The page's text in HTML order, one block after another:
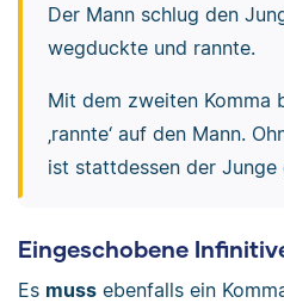
Der Mann schlug den
wegduckte und rannte.
Mit dem zweiten Komma
‚rannte‘ auf den Mann.
ist stattdessen der Junge
Eingeschobene
Es muss ebenfalls ein